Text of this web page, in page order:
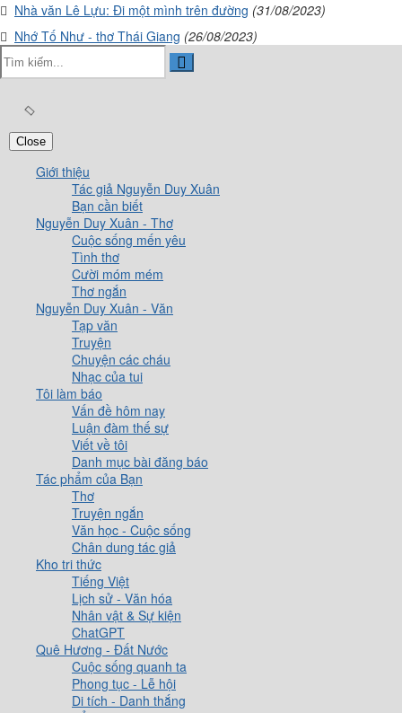
Nhà văn Lê Lựu: Đi một mình trên đường (31/08/2023)
Nhớ Tố Như - thơ Thái Giang (26/08/2023)
Close
Giới thiệu
Tác giả Nguyễn Duy Xuân
Bạn cần biết
Nguyễn Duy Xuân - Thơ
Cuộc sống mến yêu
Tình thơ
Cười móm mém
Thơ ngắn
Nguyễn Duy Xuân - Văn
Tạp văn
Truyện
Chuyện các cháu
Nhạc của tui
Tôi làm báo
Vấn đề hôm nay
Luận đàm thế sự
Viết về tôi
Danh mục bài đăng báo
Tác phẩm của Bạn
Thơ
Truyện ngắn
Văn học - Cuộc sống
Chân dung tác giả
Kho tri thức
Tiếng Việt
Lịch sử - Văn hóa
Nhân vật & Sự kiện
ChatGPT
Quê Hương - Đất Nước
Cuộc sống quanh ta
Phong tục - Lễ hội
Di tích - Danh thắng